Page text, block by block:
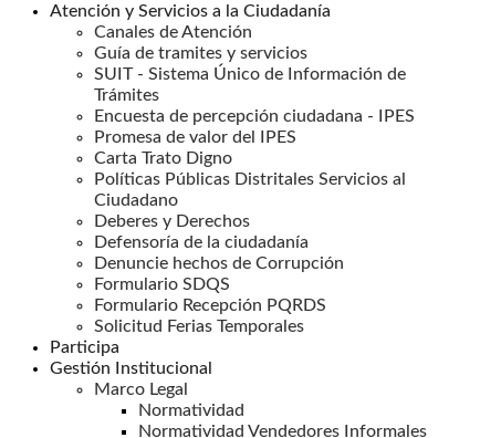
Atención y Servicios a la Ciudadanía
Canales de Atención
Guía de tramites y servicios
SUIT - Sistema Único de Información de
Trámites
Encuesta de percepción ciudadana - IPES
Promesa de valor del IPES
Carta Trato Digno
Políticas Públicas Distritales Servicios al
Ciudadano
Deberes y Derechos
Defensoría de la ciudadanía
Denuncie hechos de Corrupción
Formulario SDQS
Formulario Recepción PQRDS
Solicitud Ferias Temporales
Participa
Gestión Institucional
Marco Legal
Normatividad
Normatividad Vendedores Informales